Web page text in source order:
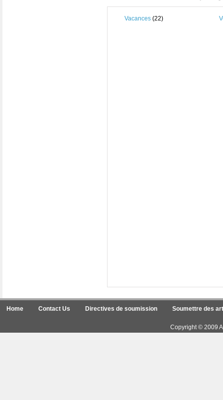
Vacances (22)
Home Contact Us Directives de soumission Soumettre des
Copyright © 2009